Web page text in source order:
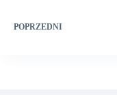
POPRZEDNI